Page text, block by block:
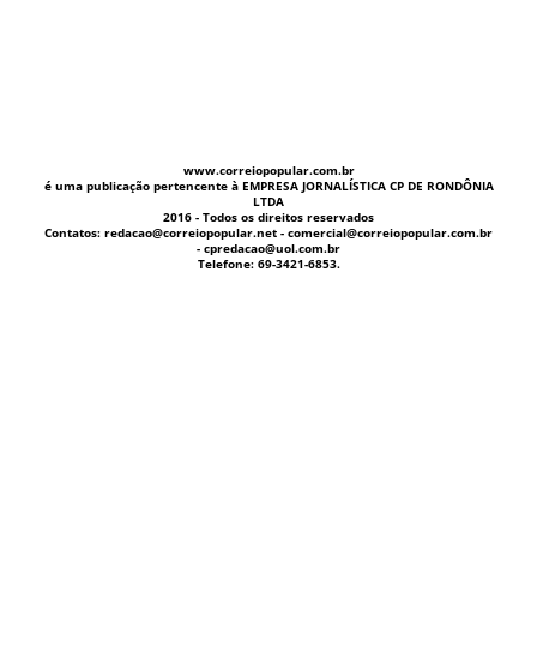
www.correiopopular.com.br
é uma publicação pertencente à EMPRESA JORNALÍSTICA CP DE RONDÔNIA
LTDA
2016 - Todos os direitos reservados
Contatos: redacao@correiopopular.net - comercial@correiopopular.com.br
- cpredacao@uol.com.br
Telefone: 69-3421-6853.